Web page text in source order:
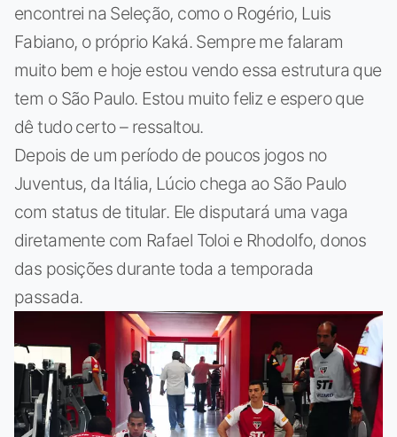
encontrei na Seleção, como o Rogério, Luis
Fabiano, o próprio Kaká. Sempre me falaram
muito bem e hoje estou vendo essa estrutura que
tem o São Paulo. Estou muito feliz e espero que
dê tudo certo – ressaltou.
Depois de um período de poucos jogos no
Juventus, da Itália, Lúcio chega ao São Paulo
com status de titular. Ele disputará uma vaga
diretamente com Rafael Toloi e Rhodolfo, donos
das posições durante toda a temporada
passada.